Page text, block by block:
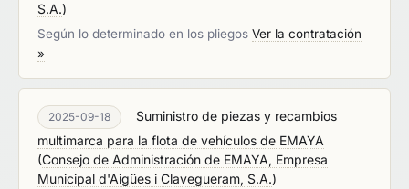
S.A.)
Según lo determinado en los pliegos Ver la contratación
»
2025-09-18
Suministro de piezas y recambios
multimarca para la flota de vehículos de EMAYA
(Consejo de Administración de EMAYA, Empresa
Municipal d'Aigües i Clavegueram, S.A.)